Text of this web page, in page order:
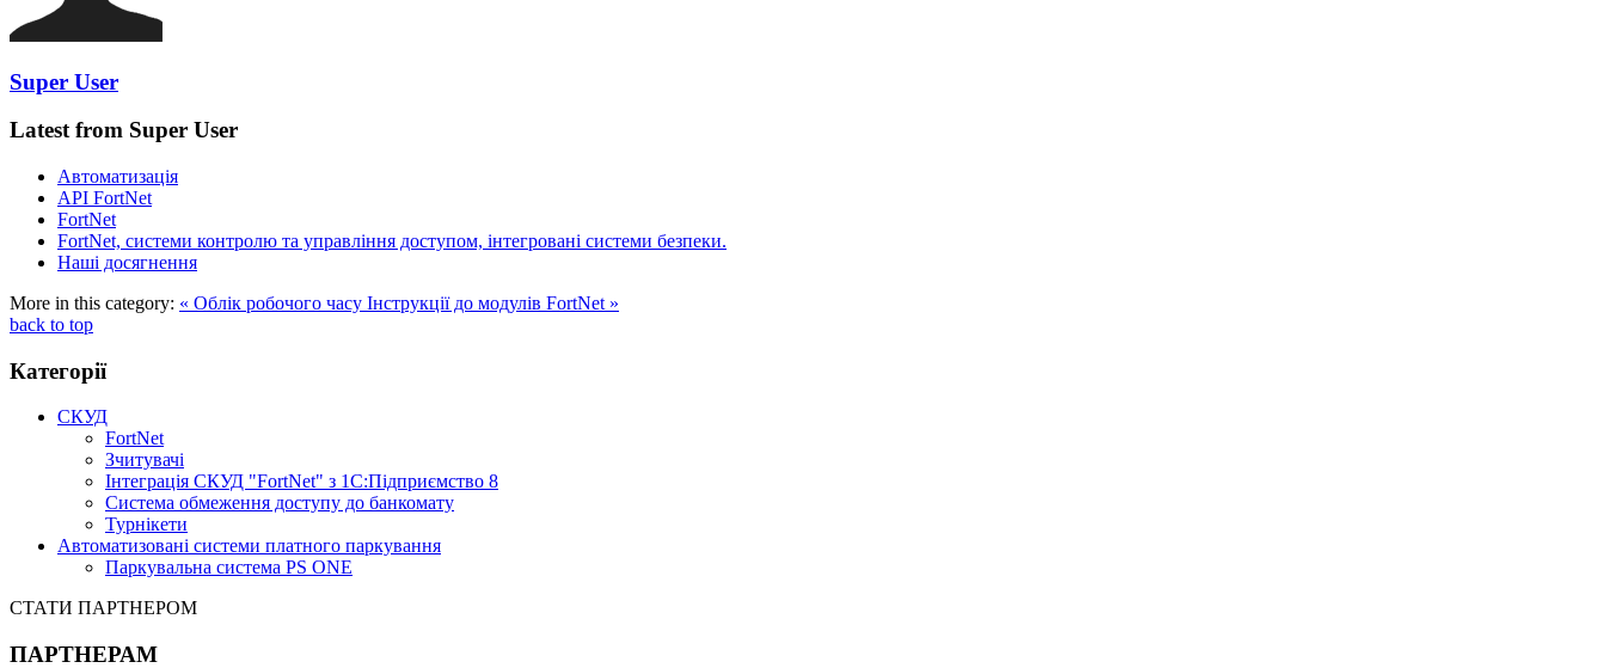
Super User
Latest from Super User
Автоматизація
API FortNet
FortNet
FortNet, системи контролю та управління доступом, інтегровані системи безпеки.
Наші досягнення
More in this category: « Облік робочого часу Інструкції до модулів FortNet »
back to top
Категорії
СКУД
FortNet
Зчитувачі
Інтеграція СКУД "FortNet" з 1С:Підприємство 8
Система обмеження доступу до банкомату
Турнікети
Автоматизовані системи платного паркування
Паркувальна система PS ONE
СТАТИ ПАРТНЕРОМ
ПАРТНЕРАМ